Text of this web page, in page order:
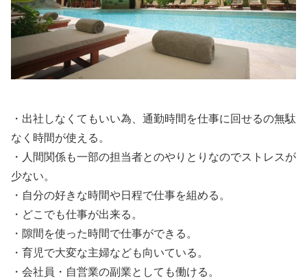
・出社しなくてもいい為、通勤時間を仕事に回せるの無駄
なく時間が使える。
・人間関係も一部の担当者とのやりとりなのでストレスが
少ない。
・自分の好きな時間や日程で仕事を組める。
・どこでも仕事が出来る。
・隙間を使った時間で仕事ができる。
・育児で大変な主婦なども向いている。
・会社員・自営業の副業としても働ける。